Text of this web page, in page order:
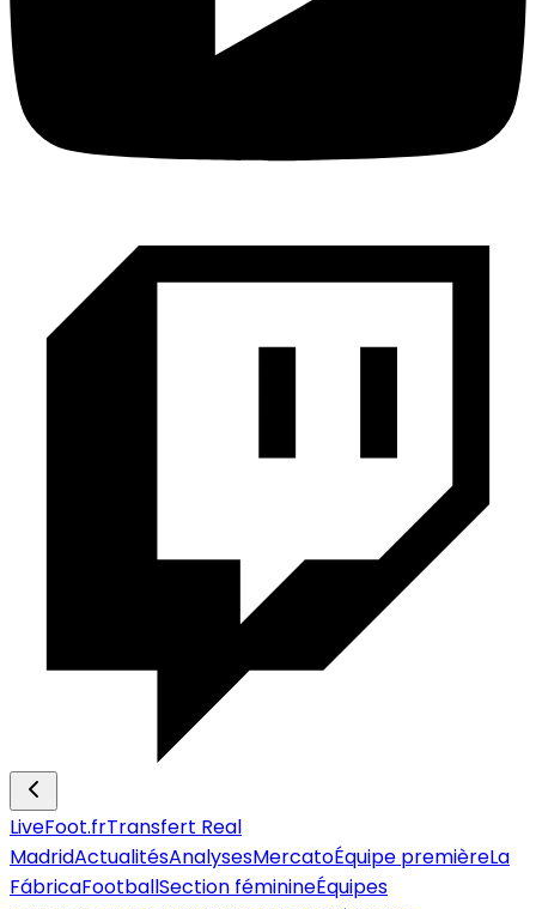
LiveFoot.frTransfert Real
MadridActualitésAnalysesMercatoÉquipe premièreLa
FábricaFootballSection féminineÉquipes